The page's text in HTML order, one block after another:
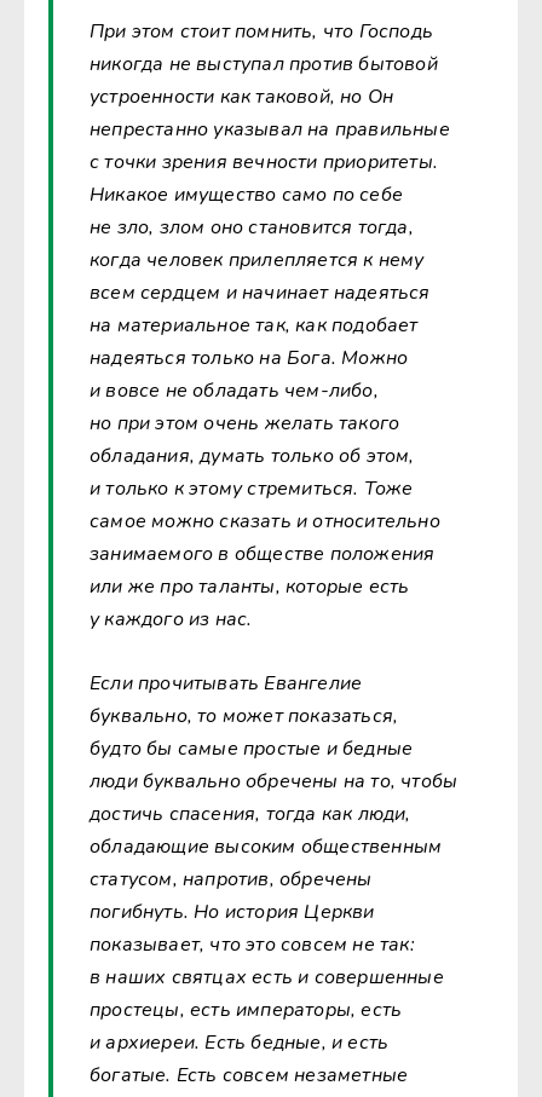
При этом стоит помнить, что Господь
никогда не выступал против бытовой
устроенности как таковой, но Он
непрестанно указывал на правильные
с точки зрения вечности приоритеты.
Никакое имущество само по себе
не зло, злом оно становится тогда,
когда человек прилепляется к нему
всем сердцем и начинает надеяться
на материальное так, как подобает
надеяться только на Бога. Можно
и вовсе не обладать чем-либо,
но при этом очень желать такого
обладания, думать только об этом,
и только к этому стремиться. Тоже
самое можно сказать и относительно
занимаемого в обществе положения
или же про таланты, которые есть
у каждого из нас.
Если прочитывать Евангелие
буквально, то может показаться,
будто бы самые простые и бедные
люди буквально обречены на то, чтобы
достичь спасения, тогда как люди,
обладающие высоким общественным
статусом, напротив, обречены
погибнуть. Но история Церкви
показывает, что это совсем не так:
в наших святцах есть и совершенные
простецы, есть императоры, есть
и архиереи. Есть бедные, и есть
богатые. Есть совсем незаметные